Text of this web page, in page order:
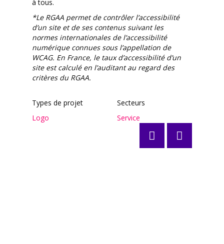
à tous.
*Le RGAA permet de contrôler l’accessibilité
d’un site et de ses contenus suivant les
normes internationales de l’accessibilité
numérique connues sous l’appellation de
WCAG. En France, le taux d’accessibilité d’un
site est calculé en l’auditant au regard des
critères du RGAA.
Types de projet
Logo
Secteurs
Service